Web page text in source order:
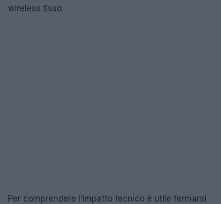
wireless fisso.
Per comprendere l’impatto tecnico è utile fermarsi